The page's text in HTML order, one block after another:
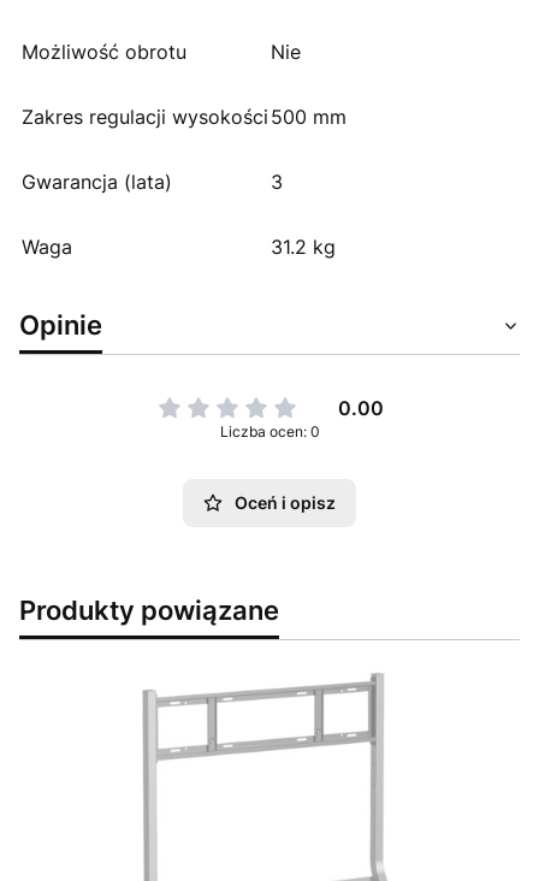
Możliwość obrotu Nie
Zakres regulacji wysokości 500 mm
Gwarancja (lata) 3
Waga 31.2 kg
Opinie
0.00
Liczba ocen: 0
Oceń i opisz
Produkty powiązane